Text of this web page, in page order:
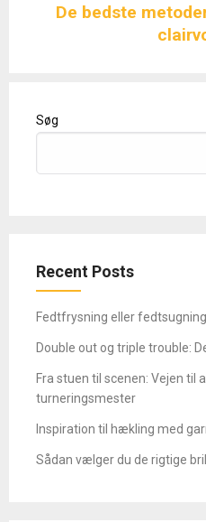
De bedste
Søg
Recent Posts
Fedtfrysning eller
Double out og triple trouble:
Fra stuen til scenen: Vejen til
turneringsmester
Inspiration til hækling med
Sådan vælger du de rigtige